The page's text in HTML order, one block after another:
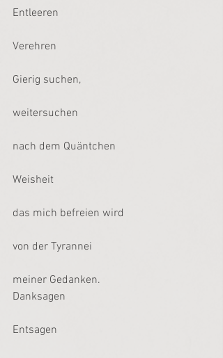
Entleeren
Verehren
Gierig suchen,
weitersuchen
nach dem Quäntchen
Weisheit
das mich befreien wird
von der Tyrannei
meiner Gedanken.
Danksagen
Entsagen